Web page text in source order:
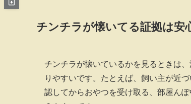
チンチラが懐いてる証拠は安
チンチラが懐いているかを見るときは
りやすいです。たとえば、飼い主が近
認してからおやつを受け取る、部屋ん